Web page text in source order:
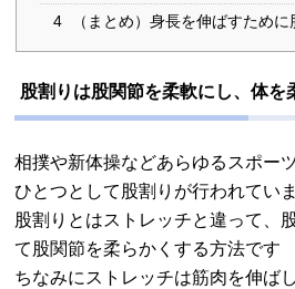
4 （まとめ）身長を伸ばすために
股割りは股関節を柔軟にし、体を
相撲や新体操などあらゆるスポー
ひとつとして股割りが行われていま
股割りとはストレッチと違って、
て股関節を柔らかくする方法です
ちなみにストレッチは筋肉を伸ば